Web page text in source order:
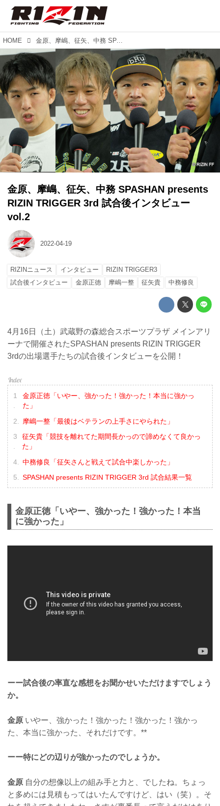
HOME 金原、摩嶋、征矢、中務 SPASHAN presents RIZIN TRIGGER 3rd 試合後インタビュー vol.2
金原、摩嶋、征矢、中務 SPASHAN presents
RIZIN TRIGGER 3rd 試合後インタビュー
vol.2
2022-04-19
RIZINニュース インタビュー
RIZIN TRIGGER3
試合後インタビュー
金原正徳 摩嶋一整 征矢貴 中務修良
4月16日（土）武蔵野の森総合スポーツプラザ メインアリ
ーナで開催されたSPASHAN presents RIZIN TRIGGER
3rdの出場選手たちの試合後インタビューを公開！
金原正徳「いやー、強かった！強かった！本当に強かっ
た」
摩嶋一整「最後はベテランの上手さにやられた」
征矢貴「競技を離れてた期間長かっので諦めなくて良かっ
た」
中務修良「征矢さんと戦えて試合中楽しかった」
SPASHAN presents RIZIN TRIGGER 3rd 試合結果一覧
金原正徳「いやー、強かった！強かった！本当
に強かった」
ーー試合後の率直な感想をお聞かせいただけますでしょう
か。
金原 いやー、強かった！強かった！強かった！強かっ
た、本当に強かった、それだけです。**
ーー特にどの辺りが強かったのでしょうか。
金原 自分の想像以上の組み手と力と、でしたね。ちょっ
と多めには見積もってはいたんですけど、はい（笑）。そ